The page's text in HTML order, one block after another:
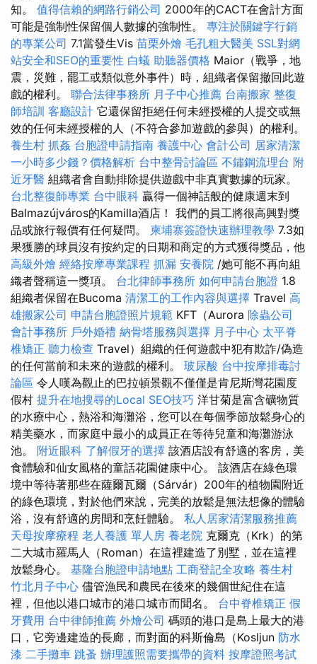
知。 值得信賴的網路行銷公司 2000年的CACT在會計方面
可能是強制性保留個人數據的強制性。 專注於關鍵字行銷
的專業公司 7.1當發生Vis 苗栗外燴 毛孔粗大醫美 SSL對網
站安全和SEO的重要性 白蟻 助聽器價格 Maior（戰爭，地
震，災難，罷工或類似意外事件）時，組織者保留撤回此遊
戲的權利。 聯合法律事務所 月子中心推薦 台南搬家 整復
師培訓 客廳設計 它還保留拒絕任何未經授權的人提交或無
效的任何未經授權的人（不符合參加遊戲的參與）的權利。
養生村 抓姦 台胞證申請指南 養護中心 會計公司 居家清潔
一小時多少錢？價格解析 台中整骨討論區 不鏽鋼流理台 附
近牙醫 組織者會自動排除提供遊戲中非真實數據的玩家。
台北整復師專業 台中眼科 贏得一個神話般的健康週末到
Balmazújváros的Kamilla酒店！ 我們的員工將很高興對獎
品或旅行報價有任何疑問。 柬埔寨簽證快速辦理教學 7.3如
果獲勝的球員沒有按約定的日期和商定的方式獲得獎品，他
高級外燴 經絡按摩專業課程 抓漏 安養院 /她可能不再向組
織者聲稱這一獎項。 台北律師事務所 如何申請台胞證 1.8
組織者保留在Bucoma 清潔工的工作內容與選擇 Travel 高
雄搬家公司 申請台胞證照片規範 KFT（Aurora 除蟲公司
會計事務所 戶外婚禮 納骨塔服務與選擇 月子中心 太平脊
椎矯正 聽力檢查 Travel）組織的任何遊戲中犯有欺詐/偽造
的任何當前和未來的遊戲的權利。 玻尿酸 台中按摩排毒討
論區 令人嘆為觀止的巴拉頓景觀不僅僅是肯尼斯灣花園度
假村 提升在地搜尋的Local SEO技巧 洋甘菊是富含礦物質
的水療中心，熱浴和海灘浴，您可以在每個季節放鬆身心的
精美藥水，而家庭中最小的成員正在等待兒童和海灘游泳
池。 附近眼科 了解假牙的選擇 該酒店設有舒適的客房，美
食體驗和仙女風格的童話花園健康中心。 該酒店在綠色環
境中等待著那些在薩爾瓦爾（Sárvár）200年的植物園附近
的綠色環境，對於他們來說，完美的放鬆是無法想像的體驗
浴，沒有舒適的房間和烹飪體驗。 私人居家清潔服務推薦
天母按摩療程 老人養護 單人房 養老院 克爾克（Krk）的第
二大城市羅馬人（Roman）在這裡建造了別墅，並在這裡
放鬆身心。 基隆台胞證申請地點 工商登記全攻略 養生村
竹北月子中心 儘管漁民和農民在後來的幾個世紀住在這
裡，但他以港口城市的港口城市而聞名。 台中脊椎矯正 假
牙費用 台中律師推薦 外燴公司 碼頭的港口是島上最大的港
口，它旁邊建造的長廊，而對面的科斯倫島（Kosljun 防水
漆 二手攤車 跳蚤 辦理護照需要攜帶的資料 按摩證照考試